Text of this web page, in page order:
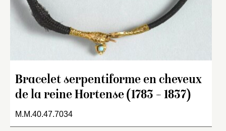
Bracelet serpentiforme en cheveux
de la reine Hortense (1783 – 1837)
M.M.40.47.7034